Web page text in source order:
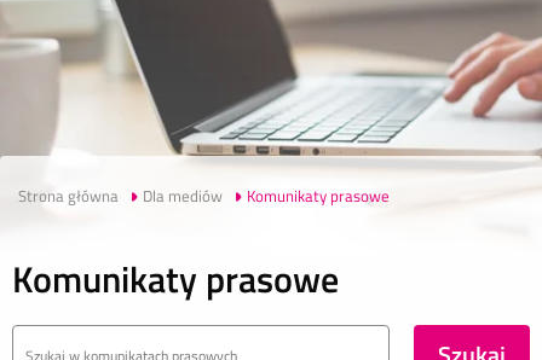
gu
j
si
ę
Strona główna Dla mediów Komunikaty prasowe
Komunikaty prasowe